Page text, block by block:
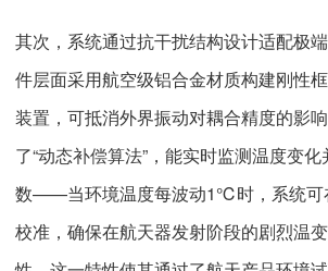
其次，系统通过抗干扰结构设计适配极
件层面采用航空级铝合金材质构建刚性
装置，可抵消外界振动对耦合精度的影
了“动态补偿算法”，能实时监测温度变
数——当环境温度每波动1℃时，系统可
校准，确保在航天器发射阶段的剧烈温